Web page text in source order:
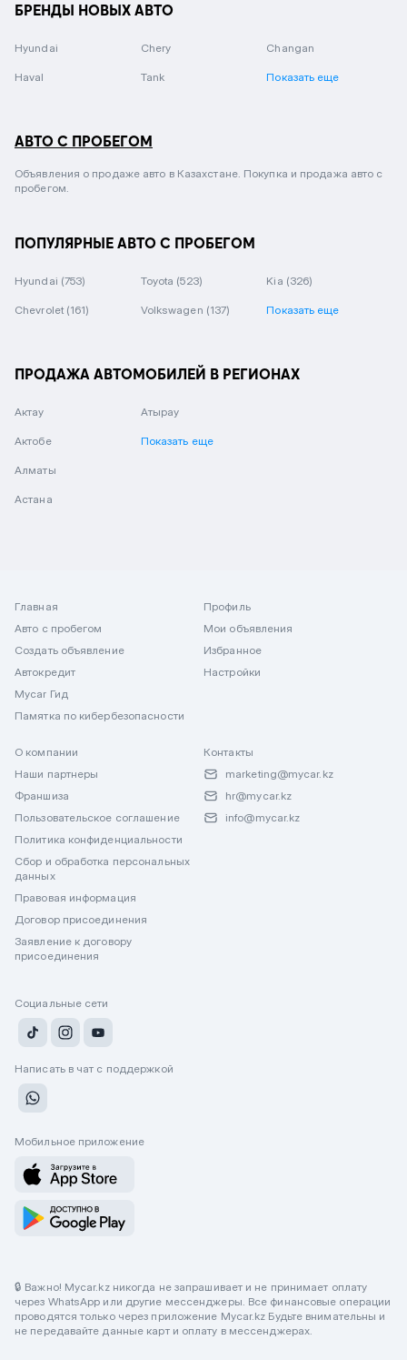
БРЕНДЫ НОВЫХ АВТО
Hyundai Chery Changan
Haval Tank Показать еще
АВТО С ПРОБЕГОМ
Объявления о продаже авто в Казахстане. Покупка и продажа авто с
пробегом.
ПОПУЛЯРНЫЕ АВТО С ПРОБЕГОМ
Hyundai (753) Toyota (523) Kia (326)
Chevrolet (161) Volkswagen (137) Показать еще
ПРОДАЖА АВТОМОБИЛЕЙ В РЕГИОНАХ
Актау
Актобе
Алматы
Астана
Атырау
Показать еще
Главная
Авто с пробегом
Создать объявление
Автокредит
Mycar Гид
Памятка по кибербезопасности
Профиль
Мои объявления
Избранное
Настройки
О компании
Наши партнеры
Франшиза
Пользовательское соглашение
Политика конфиденциальности
Сбор и обработка персональных
данных
Правовая информация
Договор присоединения
Заявление к договору
присоединения
Контакты
marketing@mycar.kz
hr@mycar.kz
info@mycar.kz
Социальные сети
Написать в чат с поддержкой
Мобильное приложение
🔒 Важно! Mycar.kz никогда не запрашивает и не принимает оплату
через WhatsApp или другие мессенджеры. Все финансовые операции
проводятся только через приложение Mycar.kz Будьте внимательны и
не передавайте данные карт и оплату в мессенджерах.